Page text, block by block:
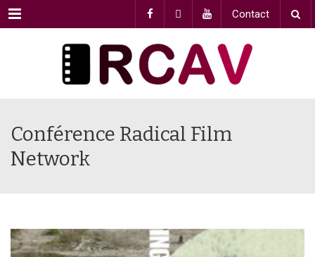
Menu Contact
Conférence Radical Film
Network